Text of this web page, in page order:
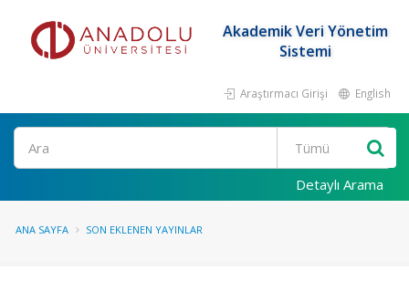
Akademik Veri Yönetim
Sistemi
Araştırmacı Girişi English
Ara
Detaylı Arama
ANA SAYFA SON EKLENEN YAYINLAR